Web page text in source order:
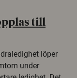
till
löper
under